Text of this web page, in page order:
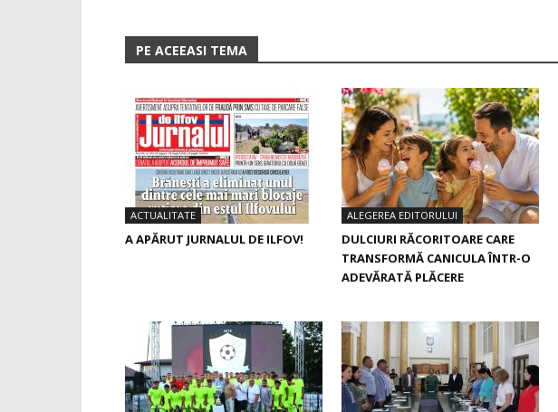
PE ACEEASI TEMA
ACTUALITATE
A APĂRUT JURNALUL DE ILFOV!
ALEGEREA EDITORULUI
DULCIURI RĂCORITOARE CARE
TRANSFORMĂ CANICULA ÎNTR-O
ADEVĂRATĂ PLĂCERE